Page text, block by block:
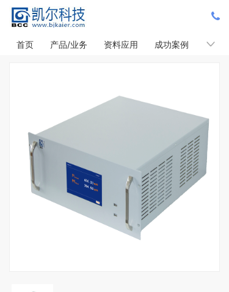
首页 产品/业务 资料应用 成功案例 新闻